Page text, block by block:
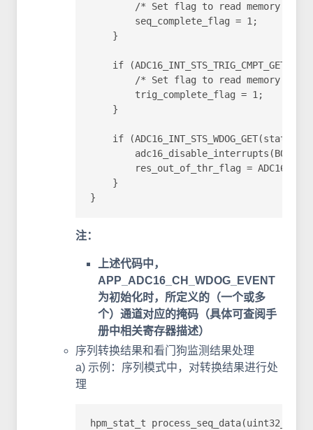
/* Set flag to read memory data
        seq_complete_flag = 1;
    }
if
/* Set flag to read memory data
        trig_complete_flag = 1;
    }
if (ADC16_INT_STS_WDOG_GET(status)
res_out_of_thr_flag =
    }
}
注：
上述代码中，
APP_ADC16_CH_WDOG_EVENT
为初始化时，所定义的（一个或多
个）通道对应的掩码（具体可查阅手
册中相关寄存器描述）
序列转换结果和看门狗监测结果处理
a) 示例：序列模式中，对转换结果进行处
理
hpm_stat_t